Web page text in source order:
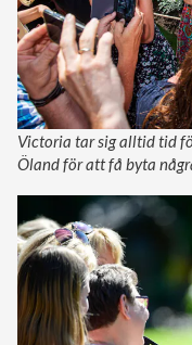
Victoria tar sig alltid tid
Öland för att få byta